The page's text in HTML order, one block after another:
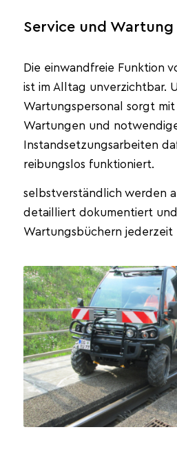
Service und Wartung
Die einwandfreie Funktion
ist im Alltag unverzichtbar.
Wartungspersonal sorgt
Wartungen und
Instandsetzungsarbeiten
reibungslos funktioniert.
selbstverständlich werden
detailliert dokumentiert
Wartungsbüchern jederzeit